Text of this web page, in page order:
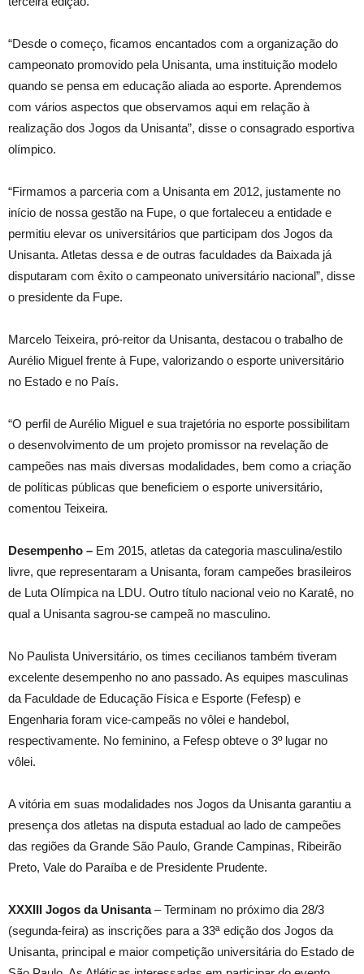
“Desde o começo, ficamos encantados com a organização do
campeonato promovido pela Unisanta, uma instituição modelo
quando se pensa em educação aliada ao esporte. Aprendemos
com vários aspectos que observamos aqui em relação à
realização dos Jogos da Unisanta”, disse o consagrado esportiva
olímpico.
“Firmamos a parceria com a Unisanta em 2012, justamente no
início de nossa gestão na Fupe, o que fortaleceu a entidade e
permitiu elevar os universitários que participam dos Jogos da
Unisanta. Atletas dessa e de outras faculdades da Baixada já
disputaram com êxito o campeonato universitário nacional”, disse
o presidente da Fupe.
Marcelo Teixeira, pró-reitor da Unisanta, destacou o trabalho de
Aurélio Miguel frente à Fupe, valorizando o esporte universitário
no Estado e no País.
“O perfil de Aurélio Miguel e sua trajetória no esporte possibilitam
o desenvolvimento de um projeto promissor na revelação de
campeões nas mais diversas modalidades, bem como a criação
de políticas públicas que beneficiem o esporte universitário,
comentou Teixeira.
Desempenho – Em 2015, atletas da categoria masculina/estilo
livre, que representaram a Unisanta, foram campeões brasileiros
de Luta Olímpica na LDU. Outro título nacional veio no Karatê, no
qual a Unisanta sagrou-se campeã no masculino.
No Paulista Universitário, os times cecilianos também tiveram
excelente desempenho no ano passado. As equipes masculinas
da Faculdade de Educação Física e Esporte (Fefesp) e
Engenharia foram vice-campeãs no vôlei e handebol,
respectivamente. No feminino, a Fefesp obteve o 3º lugar no
vôlei.
A vitória em suas modalidades nos Jogos da Unisanta garantiu a
presença dos atletas na disputa estadual ao lado de campeões
das regiões da Grande São Paulo, Grande Campinas, Ribeirão
Preto, Vale do Paraíba e de Presidente Prudente.
XXXIII Jogos da Unisanta– Terminam no próximo dia 28/3
(segunda-feira) as inscrições para a 33ª edição dos Jogos da
Unisanta, principal e maior competição universitária do Estado de